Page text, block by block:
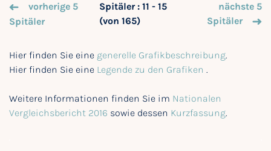
vorherige 5
Spitäler
Spitäler : 11 - 15
(von 165)
nächste 5
Spitäler
Hier finden Sie eine generelle Grafikbeschreibung.
Hier finden Sie eine Legende zu den Grafiken .
Weitere Informationen finden Sie im Nationalen
Vergleichsbericht 2016 sowie dessen Kurzfassung.